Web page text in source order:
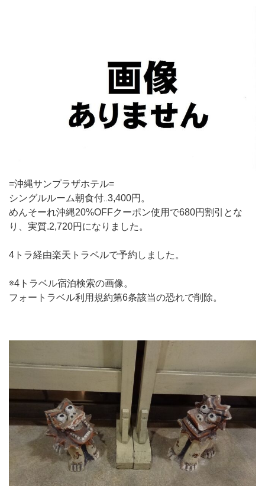
=沖縄サンプラザホテル=
シングルルーム朝食付‥3,400円。
めんそーれ沖縄20%OFFクーポン使用で680円割引とな
り、実質.2,720円になりました。
4トラ経由楽天トラベルで予約しました。
※4トラベル宿泊検索の画像。
フォートラベル利用規約第6条該当の恐れで削除。